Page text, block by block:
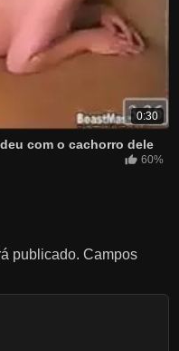
0:30
com o cachorro dele
60%
publicado. Campos